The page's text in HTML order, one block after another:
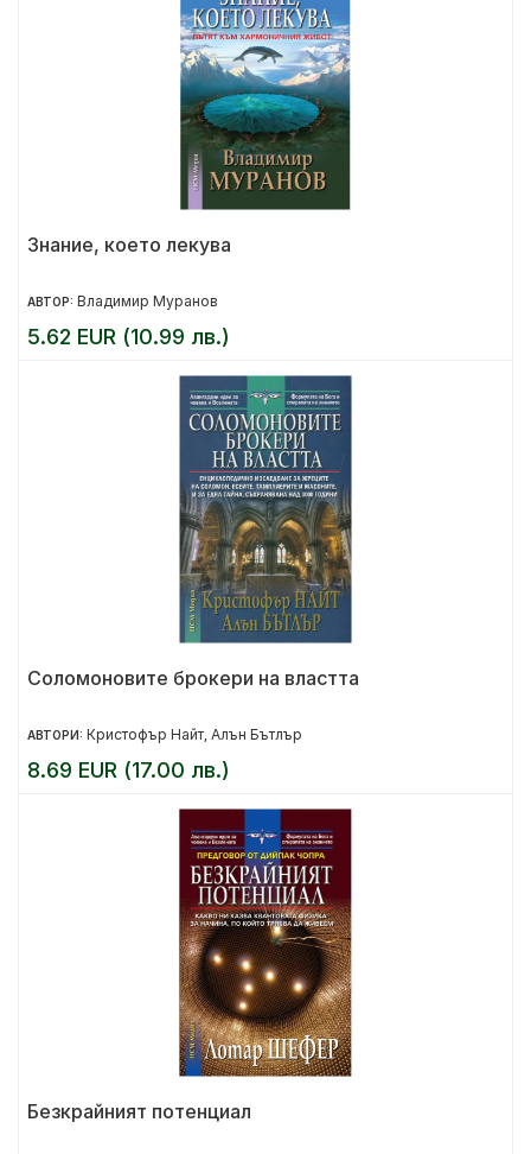
Знание, което лекува
АВТОР: Владимир Муранов
5.62 EUR (10.99 лв.)
Соломоновите брокери на властта
АВТОРИ: Кристофър Найт Алън Бътлър
8.69 EUR (17.00 лв.)
Безкрайният потенциал